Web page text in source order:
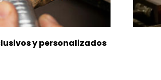
y personalizados